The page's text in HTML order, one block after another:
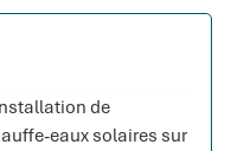
de
eaux solaires sur